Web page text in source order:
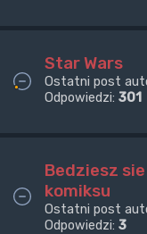
Star Wars
Ostatni post
Odpowiedzi: 301
Bedziesz
komiksu
Ostatni post
Odpowiedzi: 3